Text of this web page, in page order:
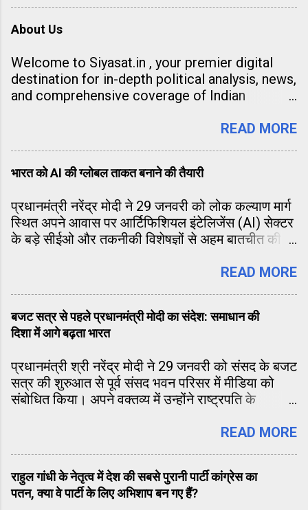
हासिल कर लिया है। यह उपलब्धि न केवल भारत की आर्थिक
ओर झुकने का संकेत भी देती है।
About Us
Welcome to Siyasat.in , your premier digital
destination for in-depth political analysis, news,
and comprehensive coverage of Indian
suggests, Siyasat.in is dedicated to the world
headlines and provide our readers with the
"story behind the story." We believe that a well-
informed citizenry is the backbone of a vibrant
democracy, and we strive to provide unbiased,
factual, and timely information to our audience.
What We Offer: Political Analysis: Expert takes
legislative updates. National Affairs: Timely
reports on the events shaping the future of
India. Governance & Policy: Simplifying
complex government schemes and decisions
for the common man. Public Opinion: A
platform for diverse voices and perspectives
on pressing national issues. At Siyasat.in , we
maintain the highest standards of journalistic
ethics. We are committed to transpare...
READ MORE
भारत को AI की ग्लोबल ताकत बनाने की तैयारी
प्रधानमंत्री नरेंद्र मोदी ने 29 जनवरी को लोक कल्याण मार्ग
स्थित अपने आवास पर आर्टिफिशियल इंटेलिजेंस (AI) सेक्टर
के बड़े सीईओ और तकनीकी विशेषज्ञों से अहम बातचीत की।
READ MORE
बजट सत्र से पहले प्रधानमंत्री मोदी का संदेश: समाधान की
दिशा में आगे बढ़ता भारत
प्रधानमंत्री श्री नरेंद्र मोदी ने 29 जनवरी को संसद के बजट
सत्र की शुरुआत से पूर्व संसद भवन परिसर में मीडिया को
संबोधित किया। अपने वक्तव्य में उन्होंने राष्ट्रपति के
विकास के दृष्टिकोण पर विचार साझा किए। प्रधानमंत्री ने
है। उन्होंने सभी माननीय सांसदों से आग्रह किया कि संसद के
इस महत्वपूर्ण सत्र के दौरान राष्ट्रहित में समाधानकारी
निर्णयों को प्राथमिकता दी जाए।
READ MORE
राहुल गांधी के नेतृत्व में देश की सबसे पुरानी पार्टी कांग्रेस का
पतन, क्या वे पार्टी के लिए अभिशाप बन गए हैं?